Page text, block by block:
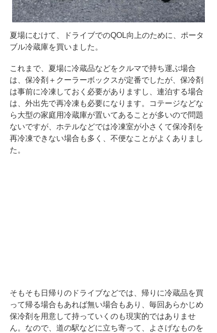
夏場にむけて、ドライブでのQOL向上のために、ポータ
ブル冷蔵庫を買いました。
これまで、夏場に冷蔵品などをクルマで持ち運ぶ場合
は、保冷剤＋クーラーボックスが定番でしたが、保冷剤
は事前に冷凍しておく必要がありますし、連泊する場合
は、外出先で再冷凍も必要になります。コテージなどな
ら大型の家庭用冷蔵庫が置いてあることが多いので問題
ないですが、ホテルなどでは冷凍室が小さくて保冷剤を
再冷凍できない場合も多く、不便なことがよくありまし
た。
そもそも日帰りのドライブなどでは、帰りに冷蔵品を買
って帰る場合もあれば無い場合もあり、毎回あらかじめ
保冷剤を用意して持っていくのも現実的ではありませ
ん。なので、道の駅などに立ち寄って、よさげなものを